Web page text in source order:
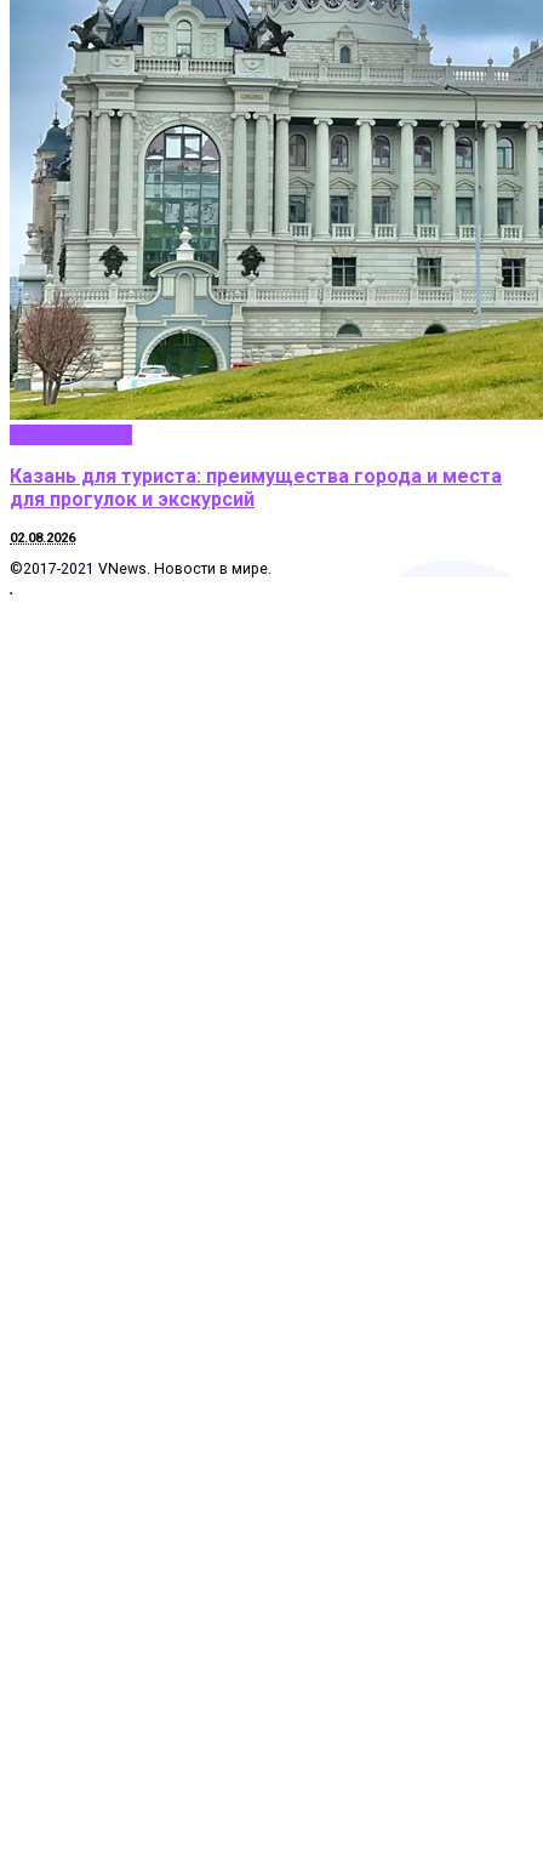
Казань для туриста: преимущества города и места
для прогулок и экскурсий
02.08.2026
©2017-2021 VNews. Новости в мире.